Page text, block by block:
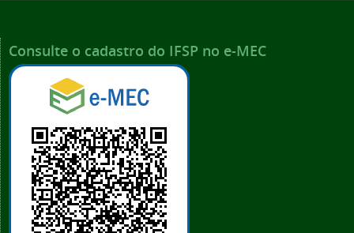
Consulte o cadastro do IFSP no e-MEC